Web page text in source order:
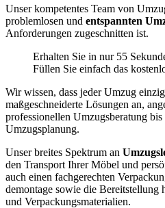
Unser kompetentes Team von
problemlosen und entspannten
Anforderungen zugeschnitten ist.
Erhalten Sie in nur 55
Füllen Sie einfach das
Wir wissen, dass jeder Umzug
maßgeschneiderte Lösungen an,
professionellen Umzugsberatung
Umzugsplanung.
Unser breites Spektrum an
den Transport Ihrer Möbel und
auch einen fachgerechten
demontage sowie die Bereitstellung
und Verpackungsmaterialien.